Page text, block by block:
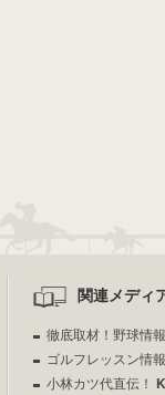
関連メディ
徹底取材！野球情
ゴルフレッスン情
小林カツ代直伝！